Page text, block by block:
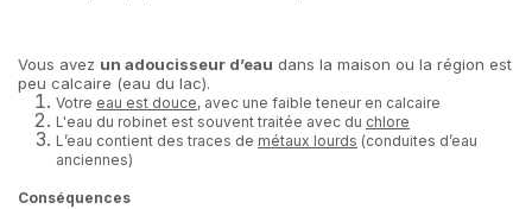
Vous avez un adoucisseur d’eau dans la maison ou la région est
peu calcaire (eau du lac).
Votre eau est douce, avec une faible teneur en calcaire
L'eau du robinet est souvent traitée avec du chlore
L’eau contient des traces de métaux lourds (conduites d’eau
anciennes)
Conséquences